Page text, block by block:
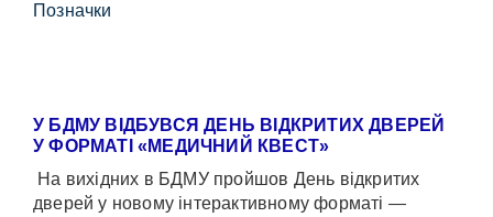
Позначки
У БДМУ ВІДБУВСЯ ДЕНЬ ВІДКРИТИХ ДВЕРЕЙ
У ФОРМАТІ «МЕДИЧНИЙ КВЕСТ»
На вихідних в БДМУ пройшов День відкритих
дверей у новому інтерактивному форматі —